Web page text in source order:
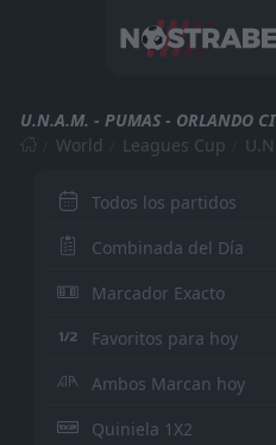
U.N.A.M. - PUMAS - ORLANDO
World
Leagues Cup
Todos los partidos
Combinada del Día
Marcador Exacto
Favoritos para hoy
Ambos Marcan hoy
Quiniela 1X2